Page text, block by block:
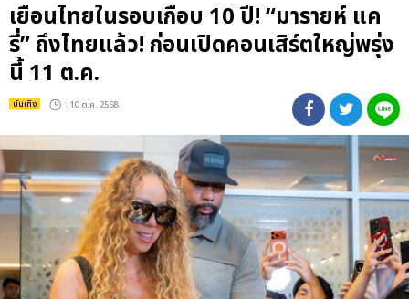
เยือนไทยในรอบเกือบ 10 ปี! “มารายห์ แค
รี่” ถึงไทยแล้ว! ก่อนเปิดคอนเสิร์ตใหญ่พรุ่ง
นี้ 11 ต.ค.
บันเทิง : 10 ต.ค. 2568